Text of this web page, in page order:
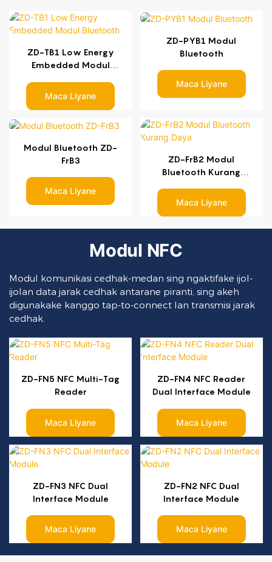
ZD-TB1 Low Energy
Embedded Modul
Maca Liyane
ZD-PYB1 Modul
Bluetooth
Maca Liyane
Modul Bluetooth ZD-
FrB3
Maca Liyane
ZD-FrB2 Modul
Bluetooth Kurang
Maca Liyane
Modul NFC
Modul komunikasi cedhak-medan sing ngaktifake ijol-
ijolan data jarak cedhak antarane piranti, sing akeh
digunakake kanggo tap-to-connect lan transmisi jarak
cedhak.
ZD-FN5 NFC Multi-Tag
Reader
Maca Liyane
ZD-FN4 NFC Reader
Dual Interface Module
Maca Liyane
ZD-FN3 NFC Dual
Interface Module
Maca Liyane
ZD-FN2 NFC Dual
Interface Module
Maca Liyane